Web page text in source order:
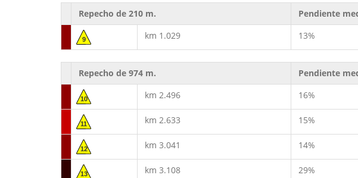
Repecho de 210 m. Pendiente
9 km 1.029 13%
Repecho de 974 m. Pendiente
10 km 2.496 16%
11 km 2.633 15%
12 km 3.041 14%
13 km 3.108 29%